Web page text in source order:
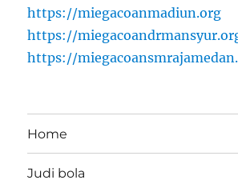
https://miegacoanmadiun.org
https://
https://
Home
Judi bola